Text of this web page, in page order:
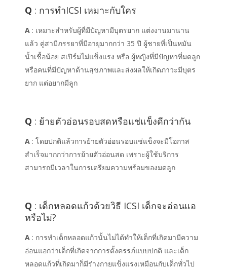
Q : การทำICSI เหมาะกับใคร
A : เหมาะสำหรับผู้ที่มีปัญหามีบุตรยาก แต่งงานมานาน
แล้ว คู่สามีภรรยาที่มีอายุมากกว่า 35 ปี ผู้ชายที่เป็นหมัน
น้ำเชื้อน้อย สเปิร์มไม่แข็งแรง หรือ ผู้หญิงที่มีปัญหาที่มดลูก
หรือคนที่มีปัญหาด้านสุขภาพและส่งผลให้เกิดภาวะมีบุตร
ยาก แต่อยากมีลูก
Q : ย้ายตัวอ่อนรอบสดหรือแช่แข็งดีกว่ากัน
A : โดยปกติแล้วการย้ายตัวอ่อนรอบแช่แข็งจะมีโอกาส
สำเร็จมากกว่าการย้ายตัวอ่อนสด เพราะผู้ใช้บริการ
สามารถมีเวลาในการเตรียมความพร้อมของมดลูก
Q : เด็กหลอดแก้วด้วยวิธี ICSI เด็กจะอ่อนแอ
หรือไม่?
A : การทำเด็กหลอดแก้วนั้นไม่ได้ทำให้เด็กที่เกิดมามีความ
อ่อนแอกว่าเด็กที่เกิดจากการตั้งครรภ์แบบปกติ และเด็ก
หลอดแก้วที่เกิดมาก็มีร่างกายแข็งแรงเหมือนกับเด็กทั่วไป